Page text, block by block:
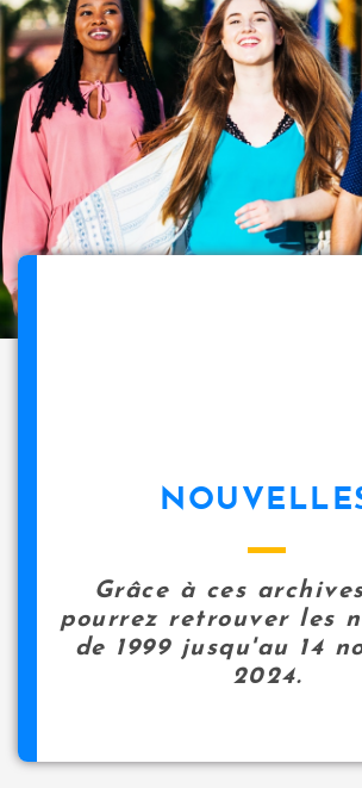
Grâce à ces
pourrez retrouver les
de 1999 jusqu'au 14
2024.